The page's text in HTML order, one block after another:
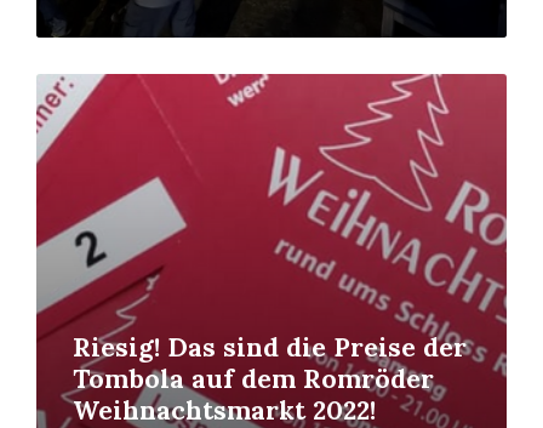
Riesig! Das sind die Preise der
Tombola auf dem Romröder
Weihnachtsmarkt 2022!
Read
More